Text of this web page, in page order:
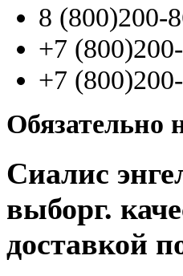
8 (800)200-
+7 (800
+7 (800
Обязательно
Сиалис
выборг.
доставкой